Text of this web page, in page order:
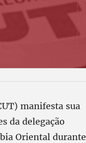
manifesta sua
da delegação
Oriental durante